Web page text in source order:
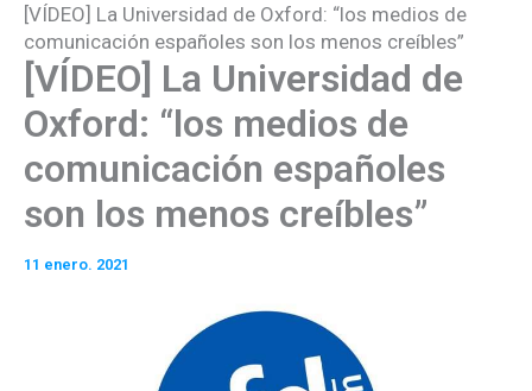
[VÍDEO] La Universidad de Oxford: “los medios de
comunicación españoles son los menos creíbles”
[VÍDEO] La Universidad de
Oxford: “los medios de
comunicación españoles
son los menos creíbles”
11 enero. 2021